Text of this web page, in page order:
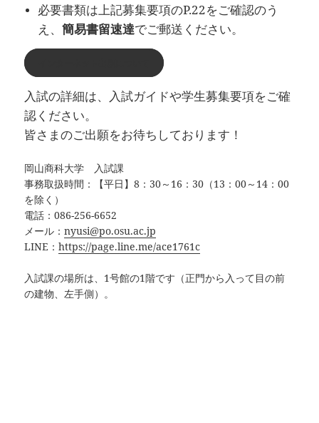
必要書類は上記募集要項のP.22をご確認のう
え、簡易書留速達でご郵送ください。
入試の詳細は、入試ガイドや学生募集要項をご確
認ください。
皆さまのご出願をお待ちしております！
岡山商科大学 入試課
事務取扱時間：【平日】8：30～16：30（13：00～14：00
を除く）
電話：086-256-6652
メール：nyusi@po.osu.ac.jp
LINE：https://page.line.me/ace1761c
入試課の場所は、1号館の1階です（正門から入って目の前
の建物、左手側）。